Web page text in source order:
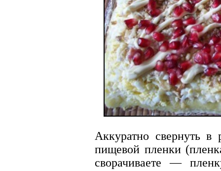
Аккуратно свернуть в
пищевой пленки
сворачиваете —